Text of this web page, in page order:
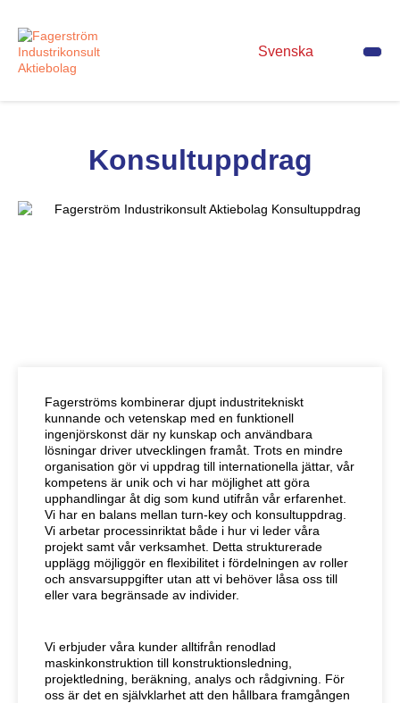
Svenska
Konsultuppdrag
Fagerströms kombinerar djupt industritekniskt
kunnande och vetenskap med en funktionell
ingenjörskonst där ny kunskap och användbara
lösningar driver utvecklingen framåt. Trots en mindre
organisation gör vi uppdrag till internationella jättar, vår
kompetens är unik och vi har möjlighet att göra
upphandlingar åt dig som kund utifrån vår erfarenhet.
Vi har en balans mellan turn-key och konsultuppdrag.
Vi arbetar processinriktat både i hur vi leder våra
projekt samt vår verksamhet. Detta strukturerade
upplägg möjliggör en flexibilitet i fördelningen av roller
och ansvarsuppgifter utan att vi behöver låsa oss till
eller vara begränsade av individer.
Vi erbjuder våra kunder alltifrån renodlad
maskinkonstruktion till konstruktionsledning,
projektledning, beräkning, analys och rådgivning. För
oss är det en självklarhet att den hållbara framgången